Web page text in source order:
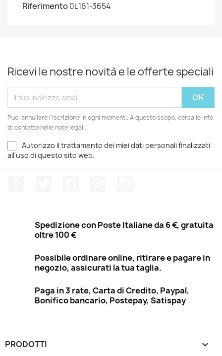
Riferimento0L161-3654
Ricevi le nostre novità e le offerte speciali
Puoi annullare l'iscrizione in ogni momenti. A questo scopo, cerca le info
di contatto nelle note legali.
Autorizzo il trattamento dei miei dati personali finalizzati
all'uso di questo sito web.
Spedizione con Poste Italiane da 6 €, gratuita
oltre 100 €
Possibile ordinare online, ritirare e pagare in
negozio, assicurati la tua taglia.
Paga in 3 rate, Carta di Credito, Paypal,
Bonifico bancario, Postepay, Satispay
PRODOTTI 